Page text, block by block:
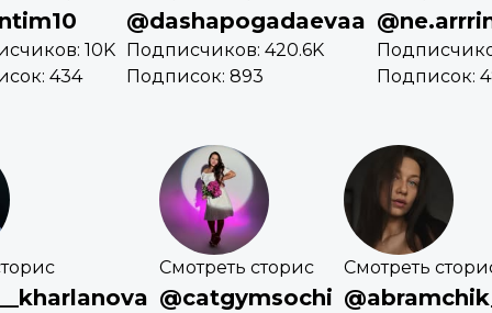
10K
434
@dashapogadaevaa
Подписчиков: 420.6K
Подписок: 893
Подписок:
Смотреть сторис
@catgymsochi
Смотреть